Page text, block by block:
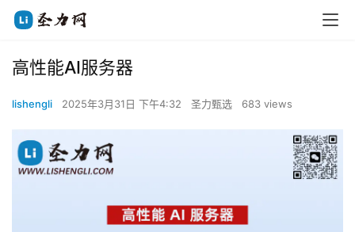
高性能AI服务器
lishengli 2025年3月31日 下午4:32 圣力甄选 683 views